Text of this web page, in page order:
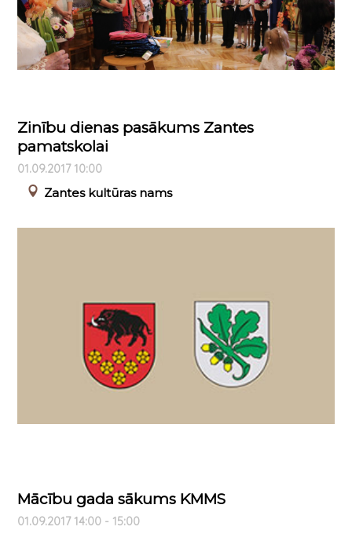
Zinību dienas pasākums Zantes
pamatskolai
01.09.2017 10:00
Zantes kultūras nams
Mācību gada sākums KMMS
01.09.2017 14:00 - 15:00